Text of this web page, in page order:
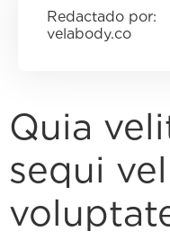
velabody.co
Quia
sequi